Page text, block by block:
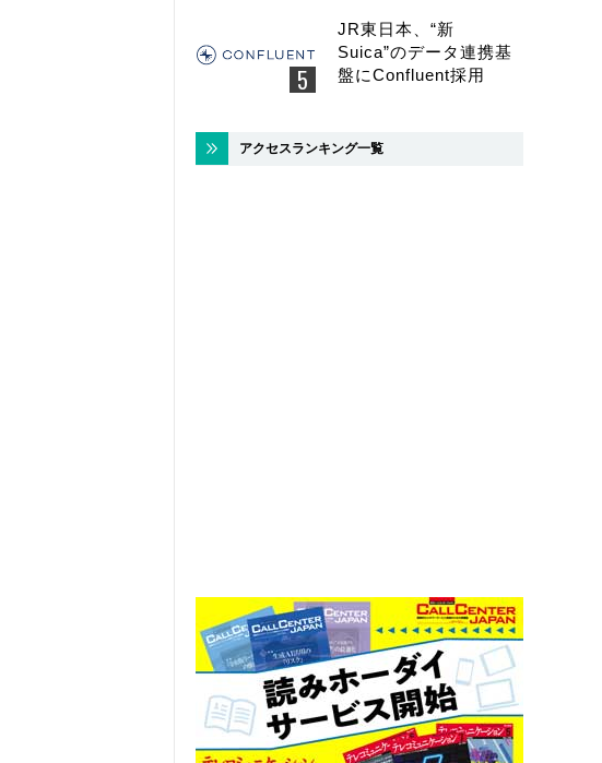
JR東日本、“新
Suica”のデータ連携基
盤にConfluent採用
アクセスランキング一覧